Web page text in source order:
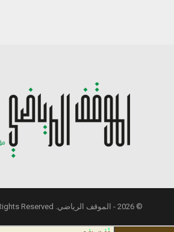
© 2026 - الموقف الرياضي. All Rights Reserved.